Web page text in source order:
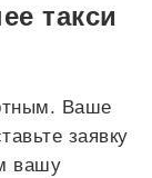
такси
Ваше
заявку
вашу